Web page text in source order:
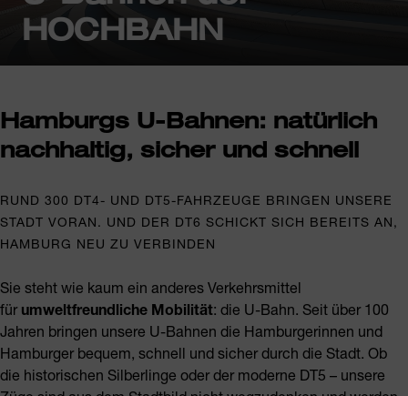
HOCHBAHN
Hamburgs U-Bahnen: natürlich
nachhaltig, sicher und schnell
RUND 300 DT4- UND DT5-FAHRZEUGE BRINGEN UNSERE
STADT VORAN. UND DER DT6 SCHICKT SICH BEREITS AN,
HAMBURG NEU ZU VERBINDEN
Sie steht wie kaum ein anderes Verkehrsmittel
für umweltfreundliche Mobilität: die U-Bahn. Seit über 100
Jahren bringen unsere U-Bahnen die Hamburgerinnen und
Hamburger bequem, schnell und sicher durch die Stadt. Ob
die historischen Silberlinge oder der moderne DT5 – unsere